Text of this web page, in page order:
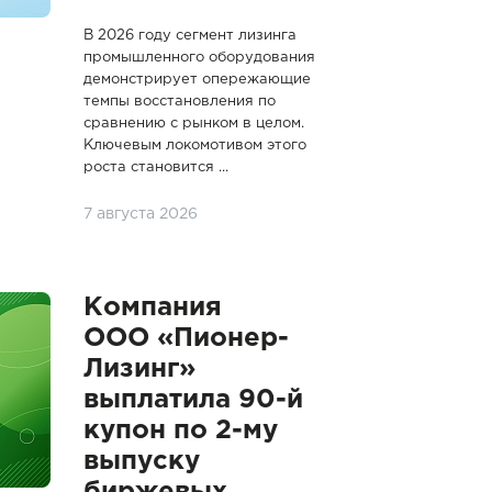
В 2026 году сегмент лизинга
промышленного оборудования
демонстрирует опережающие
темпы восстановления по
сравнению с рынком в целом.
Ключевым локомотивом этого
роста становится ...
7 августа 2026
Компания
ООО «Пионер-
Лизинг»
выплатила 90-й
купон по 2-му
выпуску